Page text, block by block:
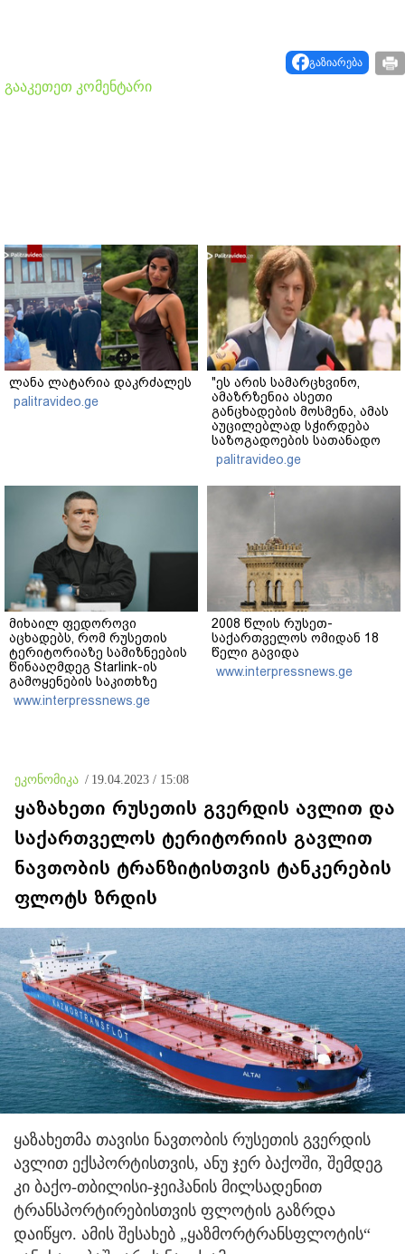
გაზიარება
გააკეთეთ კომენტარი
ლანა ლატარია დაკრძალეს
palitravideo.ge
"ეს არის სამარცხვინო,
ამაზრზენია ასეთი
განცხადების მოსმენა, ამას
აუცილებლად სჭირდება
საზოგადოების სათანადო
რეაქცია" - ირაკლი
კობახიძე
palitravideo.ge
მიხაილ ფედოროვი
აცხადებს, რომ რუსეთის
ტერიტორიაზე სამიზნეების
წინააღმდეგ Starlink-ის
გამოყენების საკითხზე
ილონ მასკთან
მოლაპარაკებებს
www.interpressnews.ge
2008 წლის რუსეთ-
საქართველოს ომიდან 18
წელი გავიდა
www.interpressnews.ge
ეკონომიკა / 19.04.2023 / 15:08
ყაზახეთი რუსეთის გვერდის ავლით და
საქართველოს ტერიტორიის გავლით
ნავთობის ტრანზიტისთვის ტანკერების
ფლოტს ზრდის
ყაზახეთმა თავისი ნავთობის რუსეთის გვერდის
ავლით ექსპორტისთვის, ანუ ჯერ ბაქოში, შემდეგ
კი ბაქო-თბილისი-ჯეიჰანის მილსადენით
ტრანსპორტირებისთვის ფლოტის გაზრდა
დაიწყო. ამის შესახებ „ყაზმორტრანსფლოტის“